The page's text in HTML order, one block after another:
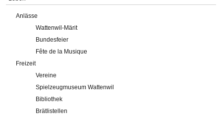
Anlässe
Wattenwil-Märit
Bundesfeier
Fête de la Musique
Freizeit
Vereine
Spielzeugmuseum Wattenwil
Bibliothek
Brätlistellen